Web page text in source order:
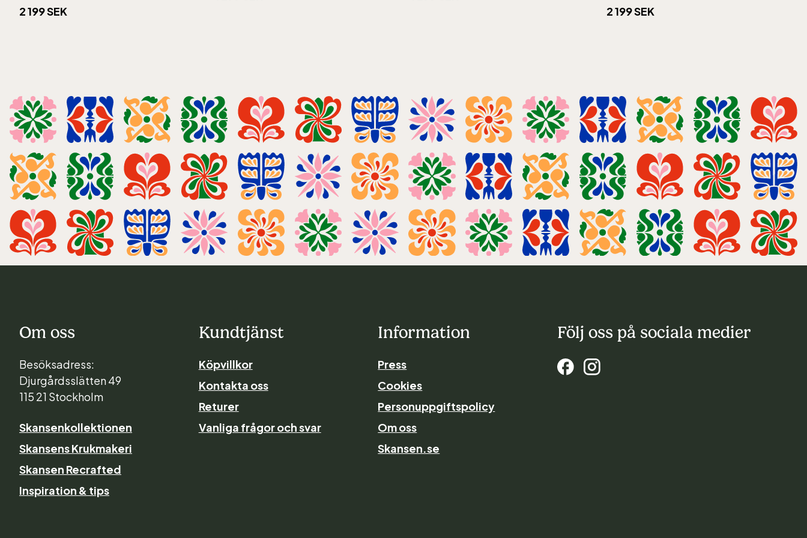
2 199 SEK 2 199 SEK
Om oss
Besöksadress:
Djurgårdsslätten 49
115 21 Stockholm
Skansenkollektionen
Skansens Krukmakeri
Skansen Recrafted
Inspiration & tips
Kundtjänst
Köpvillkor
Kontakta oss
Returer
Vanliga frågor och svar
Information
Press
Cookies
Personuppgiftspolicy
Om oss
Skansen.se
Följ oss på sociala medier